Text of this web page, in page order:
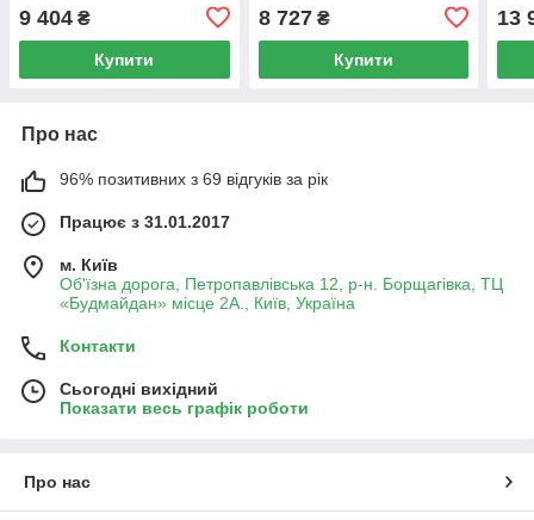
9 404 ₴
Купити
8 727₴
Купити
13
Про нас
96% позитивних з 69 відгуків за рік
Працює з 31.01.2017
м. Київ
Об'їзна дорога, Петропавлівська 12, р-н. Борщагівка, ТЦ
«Будмайдан» місце 2А., Київ, Україна
Контакти
Сьогодні вихідний
Показати весь графік роботи
Про нас